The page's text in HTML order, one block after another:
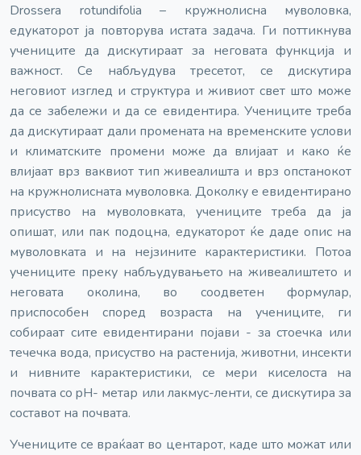
Drossera rotundifolia – кружнолисна муволовка,
едукаторот ја повторува истата задача. Ги поттикнува
учениците да дискутираат за неговата функција и
важност. Се набљудува тресетот, се дискутира
неговиот изглед и структура и живиот свет што може
да се забележи и да се евидентира. Учениците треба
да дискутираат дали промената на временските услови
и климатските промени може да влијаат и како ќе
влијаат врз ваквиот тип живеалишта и врз опстанокот
на кружнолисната муволовка. Доколку е евидентирано
присуство на муволовката, учениците треба да ја
опишат, или пак подоцна, едукаторот ќе даде опис на
муволовката и на нејзините карактеристики. Потоа
учениците преку набљудувањето на живеалиштето и
неговата околина, во соодветен формулар,
приспособен според возраста на учениците, ги
собираат сите евидентирани појави - за стоечка или
течечка вода, присуство на растенија, животни, инсекти
и нивните карактеристики, се мери киселоста на
почвата со pH- метар или лакмус-ленти, се дискутира за
составот на почвата.
Учениците се враќаат во центарот, каде што можат или